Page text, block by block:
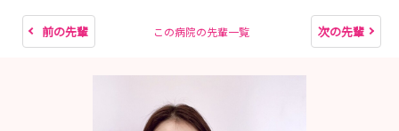
潤和会記念病院 看護部（担当；武本）
電話： 0570-00-4755（ナビダイヤルになっています。ガ
住所： 宮崎県宮崎市大字小松1119番地（県道17号線沿
前の先輩 この病院の先輩一覧 次の先輩